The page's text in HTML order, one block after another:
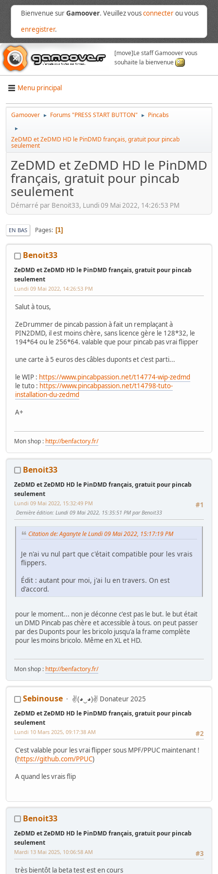
Bienvenue surGamoover. Veuillez vousconnecterou vous
enregistrer.
[move]Le staff Gamoover vous
souhaite la bienvenue
Menu principal
Gamoover ► Forums "PRESS START BUTTON" ► Pincabs
►
ZeDMD et ZeDMD HD le PinDMD français, gratuit pour pincab
seulement
ZeDMD et ZeDMD HD le PinDMD
français, gratuit pour pincab
seulement
Démarré par Benoit33, Lundi 09 Mai 2022, 14:26:53 PM
EN BAS Pages 1
Benoit33
ZeDMD et ZeDMD HD le PinDMD français, gratuit pour pincab
seulement
Lundi 09 Mai 2022, 14:26:53 PM
Salut à tous,
ZeDrummer de pincab passion à fait un remplaçant à
PIN2DMD, il est moins chère, sans licence gère le 128*32, le
194*64 ou le 256*64. valable que pour pincab pas vrai flipper
une carte à 5 euros des câbles duponts et c'est parti...
le WIP : https://www.pincabpassion.net/t14774-wip-zedmd
le tuto : https://www.pincabpassion.net/t14798-tuto-
installation-du-zedmd
A+
Mon shop : http://benfactory.fr/
Benoit33
ZeDMD et ZeDMD HD le PinDMD français, gratuit pour pincab
seulement
#1
Lundi 09 Mai 2022, 15:32:49 PM
Dernière édition: Lundi 09 Mai 2022, 15:35:51 PM par Benoit33
Citation de: Aganyte le Lundi 09 Mai 2022, 15:17:19 PM
Je n'ai vu nul part que c'était compatible pour les vrais
flippers.
Édit : autant pour moi, j'ai lu en travers. On est
d'accord.
pour le moment... non je déconne c'est pas le but. le but était
un DMD Pincab pas chère et accessible à tous. on peut passer
par des Duponts pour les bricolo jusqu'a la frame complète
pour les moins bricolo. Même en XL et HD.
Mon shop : http://benfactory.fr/
Sebinouse ✌(◕‿◕)✌ Donateur 2025
ZeDMD et ZeDMD HD le PinDMD français, gratuit pour pincab
seulement
#2
Lundi 10 Mars 2025, 09:17:38 AM
C'est valable pour les vrai flipper sous MPF/PPUC maintenant !
(https://github.com/PPUC)
A quand les vrais flip
Benoit33
ZeDMD et ZeDMD HD le PinDMD français, gratuit pour pincab
seulement
#3
Mardi 13 Mai 2025, 10:06:58 AM
très bientôt la beta test est en cours